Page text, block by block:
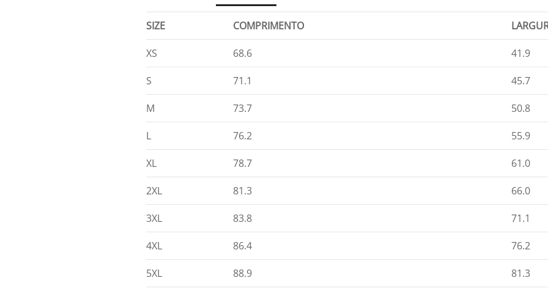
SIZE COMPRIMENTO
XS 68.6 41.9
S 71.1 45.7
M 73.7 50.8
L 76.2 55.9
XL 78.7 61.0
2XL 81.3 66.0
3XL 83.8 71.1
4XL 86.4 76.2
5XL 88.9 81.3